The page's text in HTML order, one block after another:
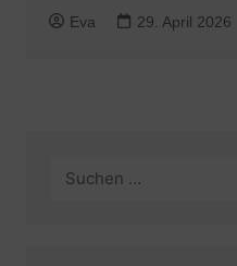
Eva 29. April 2026